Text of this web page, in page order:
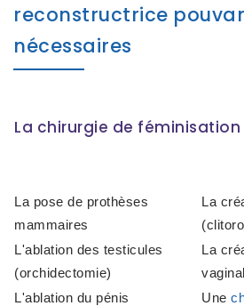
reconstructrice
nécessaires
La chirurgie de
La pose de prothèses
mammaires
La
L'ablation des testicules
(orchidectomie)
La
L'ablation du pénis
Une